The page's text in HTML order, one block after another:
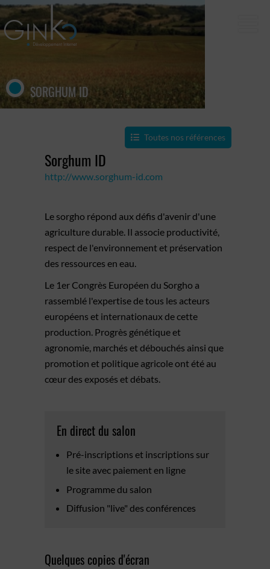
SORGHUM ID
Sorghum ID
http://www.sorghum-id.com
Toutes nos références
Le sorgho répond aux défis d'avenir d'une
agriculture durable. Il associe productivité,
respect de l'environnement et préservation
des ressources en eau.
Le 1er Congrès Européen du Sorgho a
rassemblé l'expertise de tous les acteurs
européens et internationaux de cette
production. Progrès génétique et
agronomie, marchés et débouchés ainsi que
promotion et politique agricole ont été au
cœur des exposés et débats.
En direct du salon
Pré-inscriptions et inscriptions sur
le site avec paiement en ligne
Programme du salon
Diffusion "live" des conférences
Quelques copies d'écran